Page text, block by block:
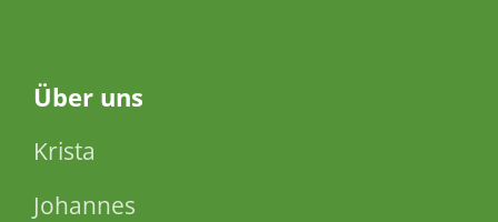
Über uns
Krista
Johannes